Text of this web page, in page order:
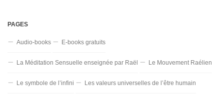
PAGES
Audio-books E-books gratuits
La Méditation Sensuelle enseignée par Raël Le Mouvement Raélien
Le symbole de l’infini Les valeurs universelles de l’être humain